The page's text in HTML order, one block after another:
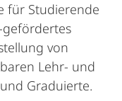
für Studierende
gefördertes
von
Lehr- und
Graduierte.